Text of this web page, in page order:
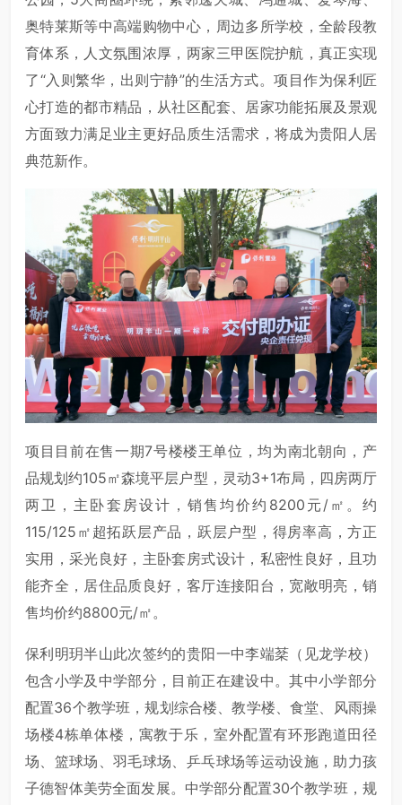
奥特莱斯等中高端购物中心，周边多所学校，全龄段教
育体系，人文氛围浓厚，两家三甲医院护航，真正实现
了“入则繁华，出则宁静”的生活方式。项目作为保利匠
心打造的都市精品，从社区配套、居家功能拓展及景观
方面致力满足业主更好品质生活需求，将成为贵阳人居
典范新作。
项目目前在售一期7号楼楼王单位，均为南北朝向，产
品规划约105㎡森境平层户型，灵动3+1布局，四房两厅
两卫，主卧套房设计，销售均价约8200元/㎡。约
115/125㎡超拓跃层产品，跃层户型，得房率高，方正
实用，采光良好，主卧套房式设计，私密性良好，且功
能齐全，居住品质良好，客厅连接阳台，宽敞明亮，销
售均价约8800元/㎡。
保利明玥半山此次签约的贵阳一中李端棻（见龙学校）
包含小学及中学部分，目前正在建设中。其中小学部分
配置36个教学班，规划综合楼、教学楼、食堂、风雨操
场楼4栋单体楼，寓教于乐，室外配置有环形跑道田径
场、篮球场、羽毛球场、乒乓球场等运动设施，助力孩
子德智体美劳全面发展。中学部分配置30个教学班，规